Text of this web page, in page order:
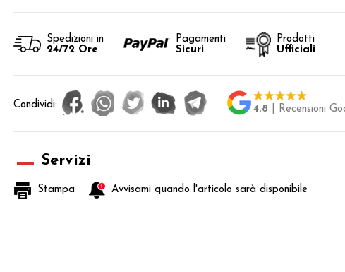
Spedizioni in
24/72 Ore
Pagamenti
Sicuri
Prodotti
Ufficiali
Condividi: 4.8 | Recensioni
Servizi
Stampa Avvisami quando l'articolo sarà disponibile